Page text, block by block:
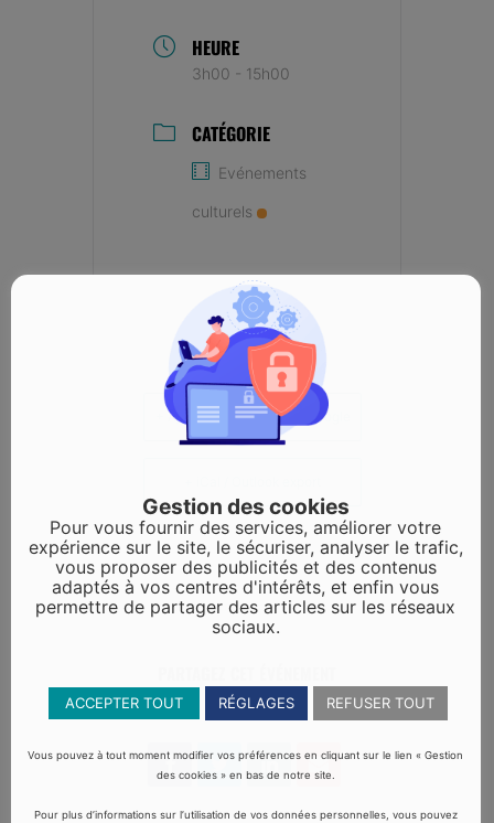
HEURE
3h00 - 15h00
CATÉGORIE
Evénements
culturels
+ Ajouter à mon Agenda Google
Gestion des cookies
Pour vous fournir des services, améliorer votre
expérience sur le site, le sécuriser, analyser le trafic,
vous proposer des publicités et des contenus
adaptés à vos centres d'intérêts, et enfin vous
permettre de partager des articles sur les réseaux
sociaux.
ACCEPTER TOUT RÉGLAGES REFUSER TOUT
Vous pouvez à tout moment modifier vos préférences en cliquant sur le lien « Gestion
des cookies » en bas de notre site.
Pour plus d’informations sur l’utilisation de vos données personnelles, vous pouvez